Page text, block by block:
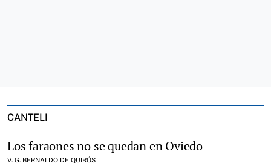
CANTELI
Los faraones no se quedan en Oviedo
V. G. BERNALDO DE QUIRÓS